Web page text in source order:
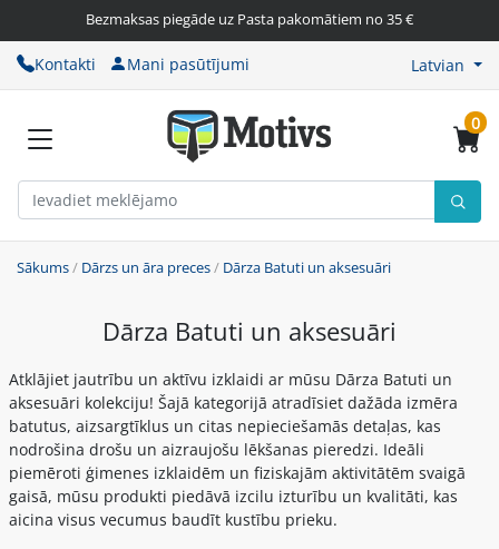
Bezmaksas piegāde uz Pasta pakomātiem no 35 €
Kontakti Mani pasūtījumi Latvian
0
Sākums/ Dārzs un āra preces/ Dārza Batuti un aksesuāri
Dārza Batuti un aksesuāri
Atklājiet jautrību un aktīvu izklaidi ar mūsu Dārza Batuti un
aksesuāri kolekciju! Šajā kategorijā atradīsiet dažāda izmēra
batutus, aizsargtīklus un citas nepieciešamās detaļas, kas
nodrošina drošu un aizraujošu lēkšanas pieredzi. Ideāli
piemēroti ģimenes izklaidēm un fiziskajām aktivitātēm svaigā
gaisā, mūsu produkti piedāvā izcilu izturību un kvalitāti, kas
aicina visus vecumus baudīt kustību prieku.